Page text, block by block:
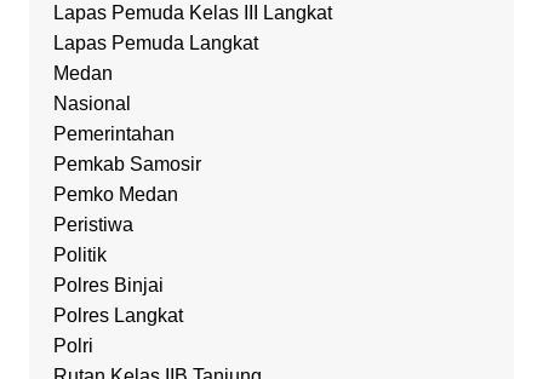
Lapas Pemuda Kelas III Langkat
Lapas Pemuda Langkat
Medan
Nasional
Pemerintahan
Pemkab Samosir
Pemko Medan
Peristiwa
Politik
Polres Binjai
Polres Langkat
Polri